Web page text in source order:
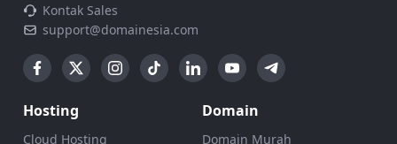
Kontak Sales
support@domainesia.com
Hosting
Cloud Hosting
Domain
Domain Murah